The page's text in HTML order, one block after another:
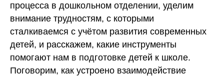
процесса в дошкольном отделении, уделим
внимание трудностям, с которыми
сталкиваемся с учётом развития современных
детей, и расскажем, какие инструменты
помогают нам в подготовке детей к школе.
Поговорим, как устроено взаимодействие